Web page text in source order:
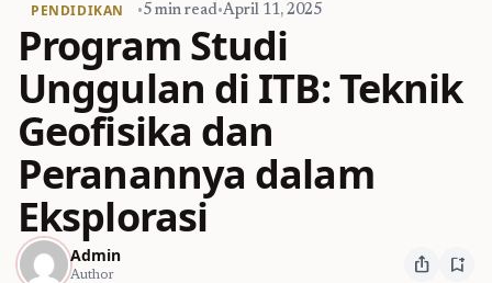
PENDIDIKAN •5 min read•April 11, 2025
Program Studi
Unggulan di ITB: Teknik
Geofisika dan
Peranannya dalam
Eksplorasi
Admin
Author ios_share bookmark_add